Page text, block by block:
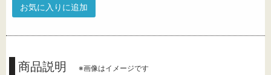
お気に入りに追加
商品説明 ※画像はイメージです